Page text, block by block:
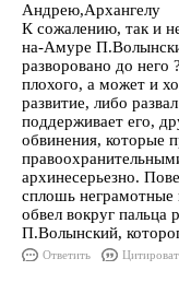
Андрею,Архангелу
К сожалению, так и
на-Амуре
разворовано до
плохого, а может и
развитие, либо
поддерживает его,
обвинения, которые
архинесерьезно.
сплошь неграмотные
обвел вокруг пальца
П.Волынский,
Ответить